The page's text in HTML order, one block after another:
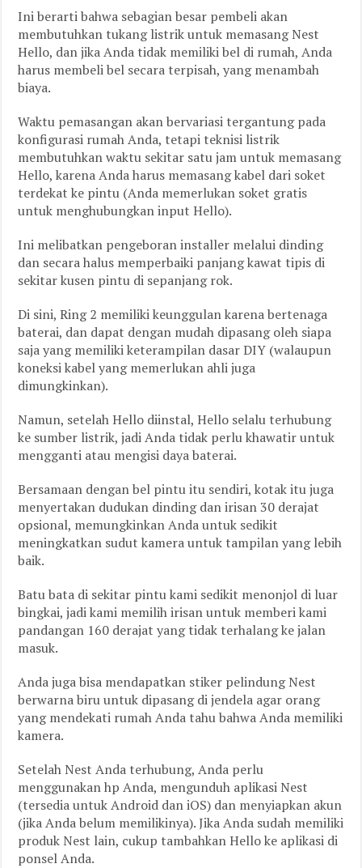
Ini berarti bahwa sebagian besar pembeli akan
membutuhkan tukang listrik untuk memasang Nest
Hello, dan jika Anda tidak memiliki bel di rumah, Anda
harus membeli bel secara terpisah, yang menambah
biaya.
Waktu pemasangan akan bervariasi tergantung pada
konfigurasi rumah Anda, tetapi teknisi listrik
membutuhkan waktu sekitar satu jam untuk memasang
Hello, karena Anda harus memasang kabel dari soket
terdekat ke pintu (Anda memerlukan soket gratis
untuk menghubungkan input Hello).
Ini melibatkan pengeboran installer melalui dinding
dan secara halus memperbaiki panjang kawat tipis di
sekitar kusen pintu di sepanjang rok.
Di sini, Ring 2 memiliki keunggulan karena bertenaga
baterai, dan dapat dengan mudah dipasang oleh siapa
saja yang memiliki keterampilan dasar DIY (walaupun
koneksi kabel yang memerlukan ahli juga
dimungkinkan).
Namun, setelah Hello diinstal, Hello selalu terhubung
ke sumber listrik, jadi Anda tidak perlu khawatir untuk
mengganti atau mengisi daya baterai.
Bersamaan dengan bel pintu itu sendiri, kotak itu juga
menyertakan dudukan dinding dan irisan 30 derajat
opsional, memungkinkan Anda untuk sedikit
meningkatkan sudut kamera untuk tampilan yang lebih
baik.
Batu bata di sekitar pintu kami sedikit menonjol di luar
bingkai, jadi kami memilih irisan untuk memberi kami
pandangan 160 derajat yang tidak terhalang ke jalan
masuk.
Anda juga bisa mendapatkan stiker pelindung Nest
berwarna biru untuk dipasang di jendela agar orang
yang mendekati rumah Anda tahu bahwa Anda memiliki
kamera.
Setelah Nest Anda terhubung, Anda perlu
menggunakan hp Anda, mengunduh aplikasi Nest
(tersedia untuk Android dan iOS) dan menyiapkan akun
(jika Anda belum memilikinya). Jika Anda sudah memiliki
produk Nest lain, cukup tambahkan Hello ke aplikasi di
ponsel Anda.